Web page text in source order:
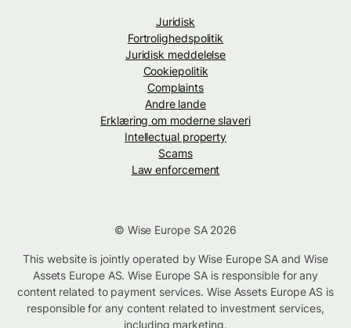
Juridisk
Fortrolighedspolitik
Juridisk meddelelse
Cookiepolitik
Complaints
Andre lande
Erklæring om moderne slaveri
Intellectual property
Scams
Law enforcement
© Wise Europe SA 2026
This website is jointly operated by Wise Europe SA and Wise
Assets Europe AS. Wise Europe SA is responsible for any
content related to payment services. Wise Assets Europe AS is
responsible for any content related to investment services,
including marketing.